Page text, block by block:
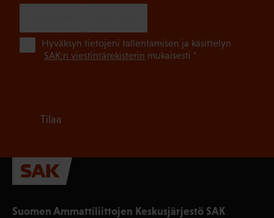
Suomen Ammattiliittojen Keskusjärjestö SAK
Hyväksyn tietojeni tallentamisen ja käsittelyn
SAK:n viestintärekisterin mukaisesti *
Tilaa